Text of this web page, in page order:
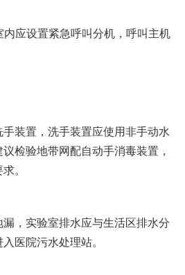
应设置紧急呼叫分机，呼叫主机
装置，洗手装置应使用非手动水
检验地带网配自动手消毒装置，
。
，实验室排水应与生活区排水分
医院污水处理站。